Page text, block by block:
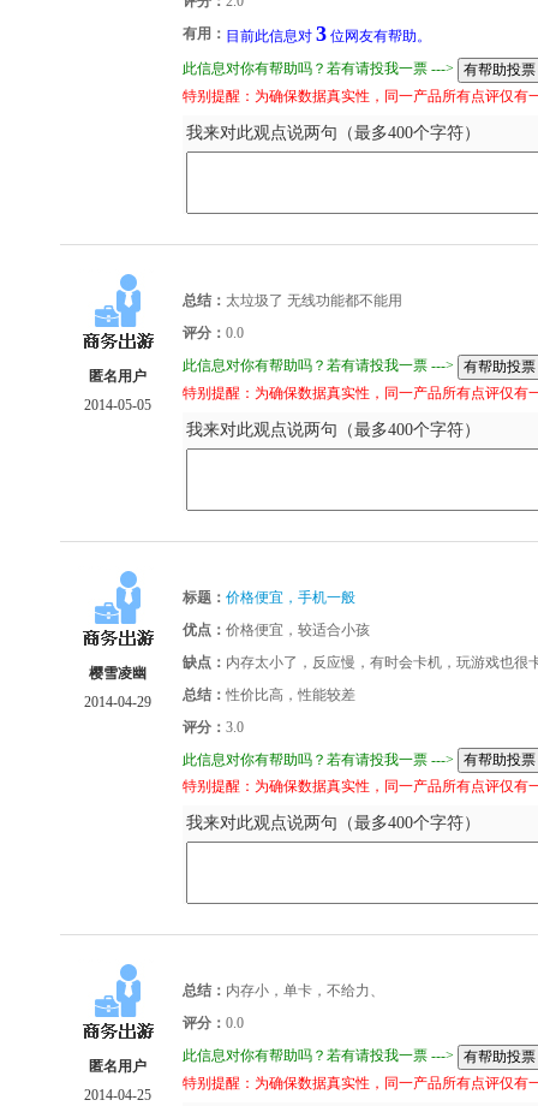
有用： 目前此信息对 3 位网友有帮助。
此信息对你有帮助吗？若有请投我一票 --->
特别提醒：为确保数据真实性，同一产品所有点评仅有
我来对此观点说两句（最多400个字符）
匿名用户
2014-05-05
总结： 太垃圾了 无线功能都不能用
评分： 0.0
此信息对你有帮助吗？若有请投我一票 --->
特别提醒：为确保数据真实性，同一产品所有点评仅有
我来对此观点说两句（最多400个字符）
樱雪凌幽
2014-04-29
标题： 价格便宜，手机一般
优点： 价格便宜，较适合小孩
缺点： 内存太小了，反应慢，有时会卡机，玩游戏也很
总结： 性价比高，性能较差
评分： 3.0
此信息对你有帮助吗？若有请投我一票 --->
特别提醒：为确保数据真实性，同一产品所有点评仅有
我来对此观点说两句（最多400个字符）
匿名用户
2014-04-25
总结： 内存小，单卡，不给力、
评分： 0.0
此信息对你有帮助吗？若有请投我一票 --->
特别提醒：为确保数据真实性，同一产品所有点评仅有